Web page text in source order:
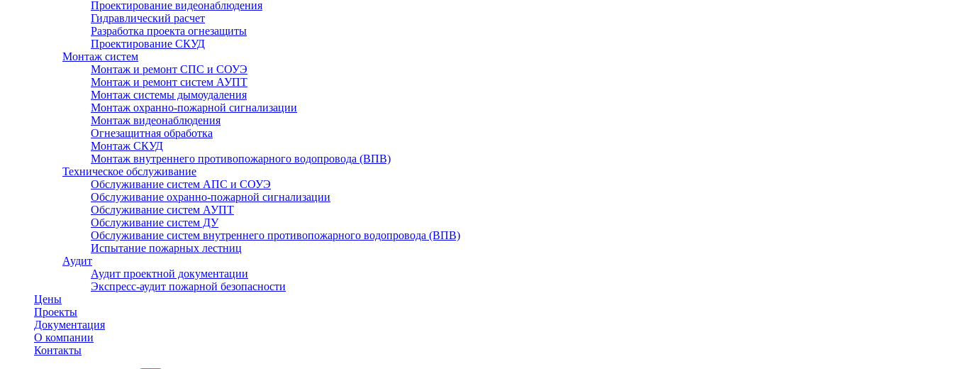
Проектирование видеонаблюдения
Гидравлический расчет
Разработка проекта огнезащиты
Проектирование СКУД
Монтаж систем
Монтаж и ремонт СПС и СОУЭ
Монтаж и ремонт систем АУПТ
Монтаж системы дымоудаления
Монтаж охранно-пожарной сигнализации
Монтаж видеонаблюдения
Огнезащитная обработка
Монтаж СКУД
Монтаж внутреннего противопожарного водопровода (ВПВ)
Техническое обслуживание
Обслуживание систем АПС и СОУЭ
Обслуживание охранно-пожарной сигнализации
Обслуживание систем АУПТ
Обслуживание систем ДУ
Обслуживание систем внутреннего противопожарного водопровода (ВПВ)
Испытание пожарных лестниц
Аудит
Аудит проектной документации
Экспресс-аудит пожарной безопасности
Цены
Проекты
Документация
О компании
Контакты